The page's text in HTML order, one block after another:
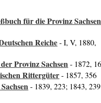
für die Provinz Sachsen
Reiche- I, V, 1880,
Provinz Sachsen- 1872,
Rittergüter- 1857, 356
- 1839, 223; 1843,